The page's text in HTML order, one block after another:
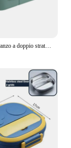
Scatola per il pranzo a doppio strato singola scomparto portatile scatola per alimenti per frutta scatola per il pranzo a microonde con forchetta e cucchiaio scatola per Picnic fresca